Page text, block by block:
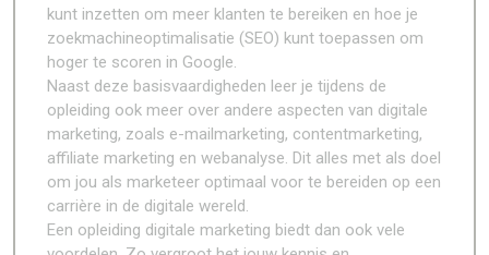
kunt inzetten om meer klanten te bereiken en hoe je
zoekmachineoptimalisatie (SEO) kunt toepassen om
hoger te scoren in Google.
Naast deze basisvaardigheden leer je tijdens de
opleiding ook meer over andere aspecten van digitale
marketing, zoals e-mailmarketing, contentmarketing,
affiliate marketing en webanalyse. Dit alles met als doel
om jou als marketeer optimaal voor te bereiden op een
carrière in de digitale wereld.
Een opleiding digitale marketing biedt dan ook vele